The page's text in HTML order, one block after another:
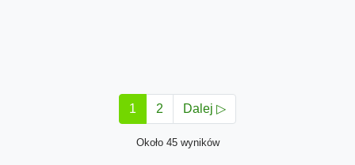
1 2 Dalej ▷
Około 45 wyników